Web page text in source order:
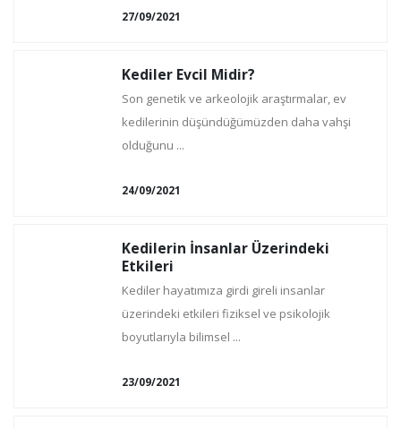
27/09/2021
Kediler Evcil Midir?
Son genetik ve arkeolojik araştırmalar, ev
kedilerinin düşündüğümüzden daha vahşi
olduğunu ...
24/09/2021
Kedilerin İnsanlar Üzerindeki
Etkileri
Kediler hayatımıza girdi gireli insanlar
üzerindeki etkileri fiziksel ve psikolojik
boyutlarıyla bilimsel ...
23/09/2021